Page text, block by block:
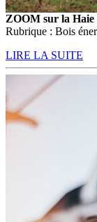
ZOOM sur la
Rubrique : Bois
LIRE LA SUITE